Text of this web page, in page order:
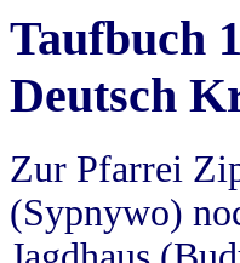
Taufbuch
Deutsch
Zur Pfarrei
(Sypnywo)